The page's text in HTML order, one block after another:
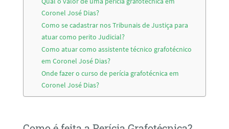
Coronel José Dias?
Como se cadastrar nos Tribunais de Justiça para
atuar como perito Judicial?
Como atuar como assistente técnico grafotécnico
em Coronel José Dias?
Onde fazer o curso de perícia grafotécnica em
Coronel José Dias?